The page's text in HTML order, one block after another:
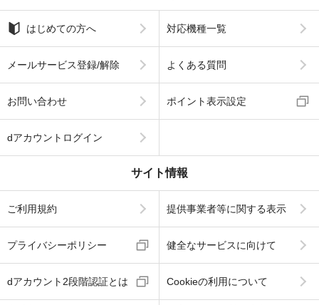
はじめての方へ 対応機種一覧
メールサービス登録/解除 よくある質問
お問い合わせ ポイント表示設定
dアカウントログイン
サイト情報
ご利用規約 提供事業者等に関する表示
プライバシーポリシー 健全なサービスに向けて
dアカウント2段階認証とは Cookieの利用について